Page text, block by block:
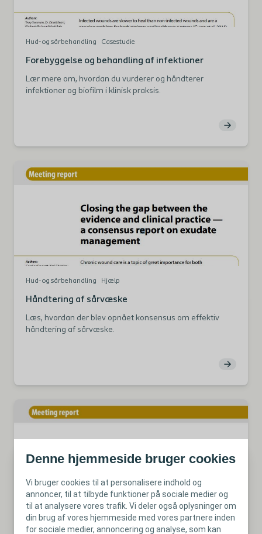
Denne hjemmeside bruger cookies
Vi bruger cookies til at personalisere indhold og
annoncer, til at tilbyde funktioner på sociale medier og
til at analysere vores trafik. Vi deler også oplysninger om
din brug af vores hjemmeside med vores partnere inden
for sociale medier, annoncering og analyse, som kan
Hud- og sårbehandling Casestudie
Forebyggelse og behandling af infektioner
Lær mere om, hvordan du vurderer og håndterer
infektioner og biofilm i klinisk praksis.
Hud- og sårbehandling Hjælp
Håndtering af sårvæske
Læs, hvordan der blev opnået konsensus om effektiv
håndtering af sårvæske.
Hud- og sårbehandling Tema